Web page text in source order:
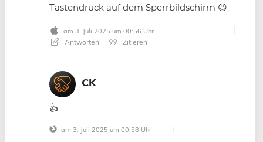
Tastendruck auf dem Sperrbildschirm 😉
am 3. Juli 2025 um 00:56 Uhr
Antworten Zitieren
CK
👍
am 3. Juli 2025 um 00:58 Uhr